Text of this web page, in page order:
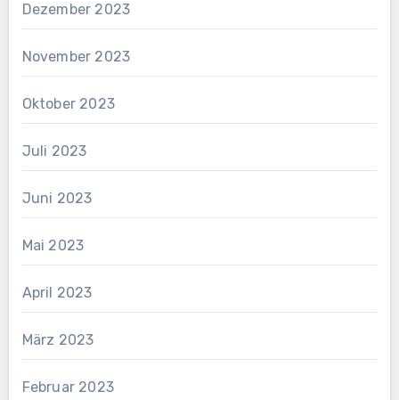
Dezember 2023
November 2023
Oktober 2023
Juli 2023
Juni 2023
Mai 2023
April 2023
März 2023
Februar 2023